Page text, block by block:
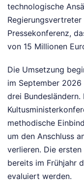
technologische
Pressekonferenz,
von 15 Millionen
Die Umsetzung
im September
drei
methodische
um den Anschluss
verlieren. Die
bereits im Frühjahr
evaluiert werden.